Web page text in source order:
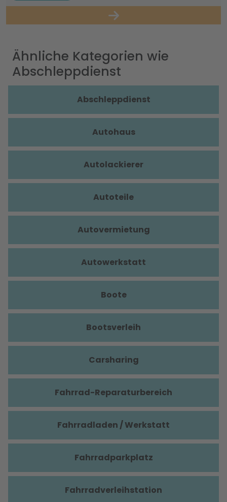
Ähnliche Kategorien wie
Abschleppdienst
Abschleppdienst
Autohaus
Autolackierer
Autoteile
Autovermietung
Autowerkstatt
Boote
Bootsverleih
Carsharing
Fahrrad-Reparaturbereich
Fahrradladen / Werkstatt
Fahrradparkplatz
Fahrradverleihstation